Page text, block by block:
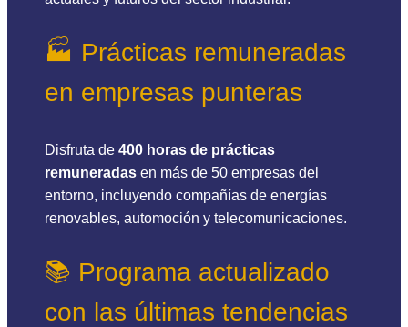
🏭 Prácticas remuneradas
en empresas punteras
Disfruta de 400 horas de prácticas
remuneradas en más de 50 empresas del
entorno, incluyendo compañías de energías
renovables, automoción y telecomunicaciones.
📚 Programa actualizado
con las últimas tendencias